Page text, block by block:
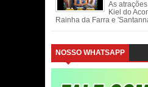
As
Kiel do
Rainha da Farra e
NOSSO WHATSAPP